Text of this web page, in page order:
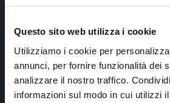
Questo sito web utilizza i cookie
Utilizziamo i cookie per
annunci, per fornire funzionalità dei
analizzare il nostro traffico.
informazioni sul modo in cui utilizzi
Via Montello 46
Nervesa della Battaglia
Treviso, Italy 31040
PIVA IT03490830266